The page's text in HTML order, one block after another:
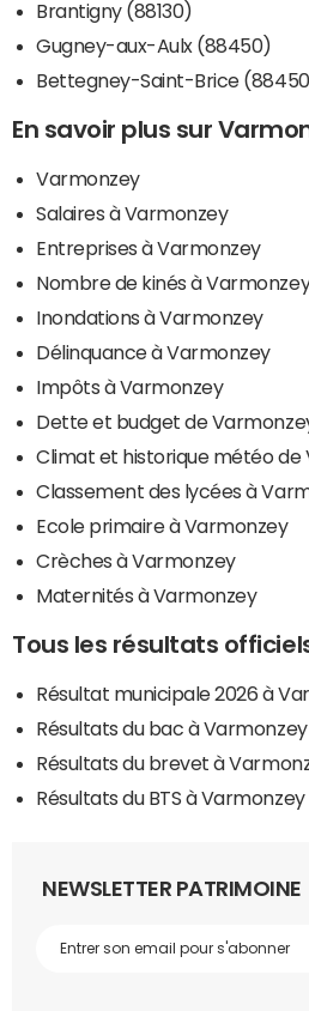
Brantigny (88130)
Gugney-aux-Aulx (88450)
Bettegney-Saint-Brice
En savoir plus sur
Varmonzey
Salaires à Varmonzey
Entreprises à Varmonzey
Nombre de kinés à
Inondations à Varmonzey
Délinquance à Varmonzey
Impôts à Varmonzey
Dette et budget de
Climat et historique météo de
Classement des lycées à
Ecole primaire à Varmonzey
Crèches à Varmonzey
Maternités à Varmonzey
Tous les résultats
Résultat municipale 2026 à
Résultats du bac à Varmonzey
Résultats du brevet à
Résultats du BTS à Varmonzey
NEWSLETTER PATRIMOINE